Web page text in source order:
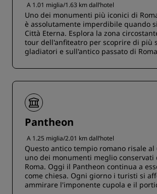
A 1.01 miglia/1.63 km dall’hotel
Uno dei monumenti più iconici di
è assolutamente imperdibile quando
Città Eterna. Esplora la zona
tour dell'anfiteatro per scoprire di più
gladiatori e sull'antico passato di
Pantheon
A 1.25 miglia/2.01 km dall’hotel
Questo antico tempio romano risale al
uno dei monumenti meglio conservati
Roma. Oggi il Pantheon continua a
come chiesa. Ogni giorno i turisti si
ammirare l'imponente cupola e il